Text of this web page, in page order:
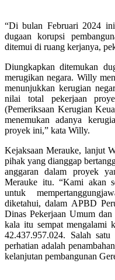
“Di bulan Februari 2024
dugaan korupsi
ditemui di ruang kerjanya,
Diungkapkan ditemukan
merugikan negara. Willy
menunjukkan kerugian
nilai total pekerjaan
(Pemeriksaan Kerugian
menemukan adanya
proyek ini,” kata Willy.
Kejaksaan Merauke, lanjut
pihak yang dianggap
anggaran dalam proyek
Merauke itu. “Kami akan
untuk
diketahui, dalam APBD
Dinas Pekerjaan Umum
kala itu sempat mengalami
42.437.957.024. Salah
perhatian adalah
kelanjutan pembangunan